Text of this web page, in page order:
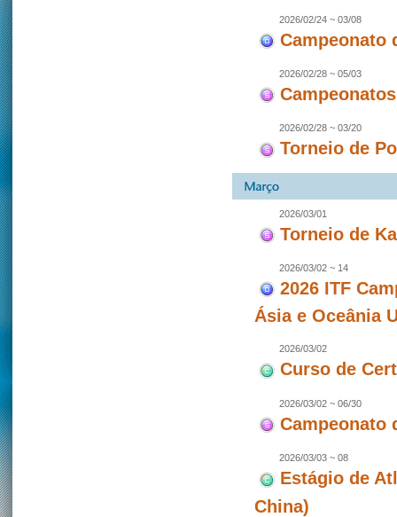
2026/02/24 ~ 03/08
Campeonato
2026/02/28 ~ 05/03
2026/02/28 ~ 03/20
Torneio de
2026/03/01
Torneio de
2026/03/02 ~ 14
2026 ITF
Ásia e Oceânia
2026/03/02
Curso de
2026/03/02 ~ 06/30
Campeonato
2026/03/03 ~ 08
Estágio de
China)